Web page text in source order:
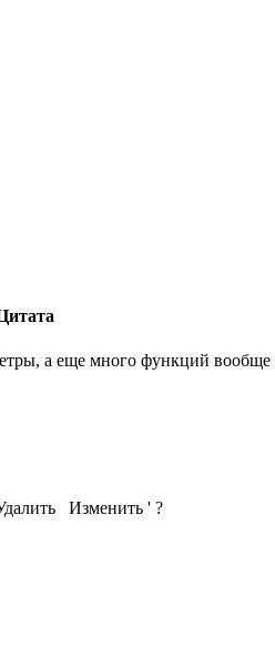
а еще много функций
Изменить ' ?